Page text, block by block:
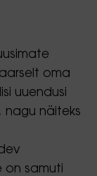
oma
uuendusi
nagu näiteks
on samuti